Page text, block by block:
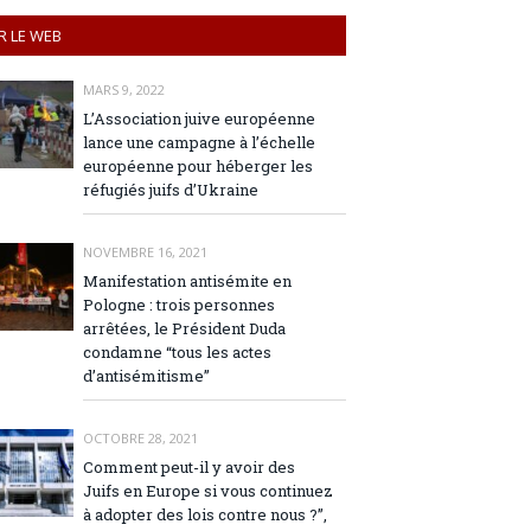
LE WEB
MARS 9, 2022
L’Association juive européenne
lance une campagne à l’échelle
européenne pour héberger les
réfugiés juifs d’Ukraine
NOVEMBRE 16, 2021
Manifestation antisémite en
Pologne : trois personnes
arrêtées, le Président Duda
condamne “tous les actes
d’antisémitisme”
OCTOBRE 28, 2021
Comment peut-il y avoir des
Juifs en Europe si vous continuez
à adopter des lois contre nous ?”,